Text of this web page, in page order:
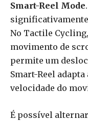
Smart-Reel Mode
No Tactile
movimento de
permite um
Smart-Reel
velocidade do
É possível